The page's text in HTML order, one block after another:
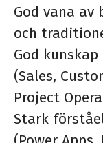
God vana av
och
God
(Sales,
Project
Stark